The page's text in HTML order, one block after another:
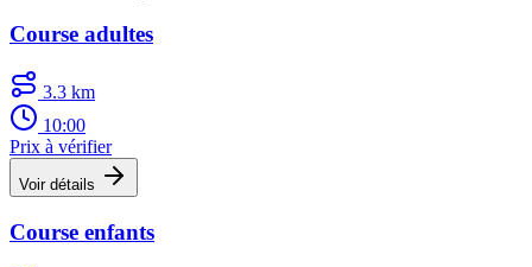
Course adultes
3.3 km
10:00
Prix à vérifier
Voir détails
Course enfants